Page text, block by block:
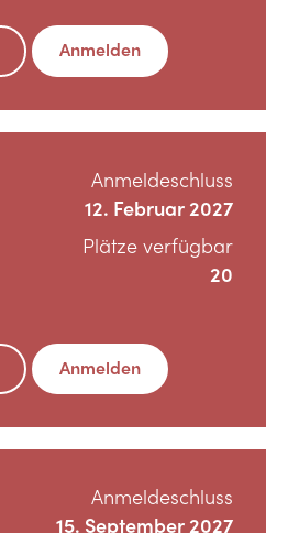
Anmelden
Anmeldeschluss
12. Februar 2027
Plätze verfügbar
20
Anmelden
Anmeldeschluss
15. September 2027